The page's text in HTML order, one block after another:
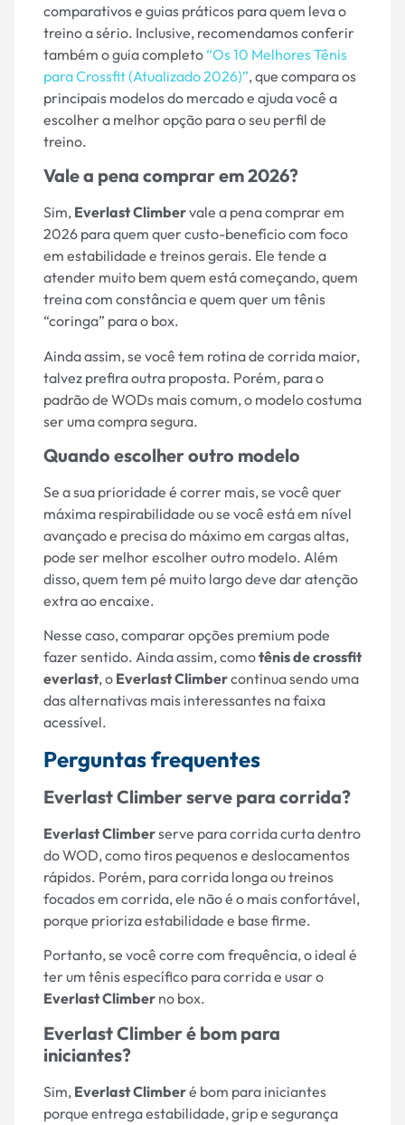
comparativos e guias práticos para quem leva o
treino a sério. Inclusive, recomendamos conferir
também o guia completo“Os 10 Melhores Tênis
para Crossfit (Atualizado 2026)”, que compara os
principais modelos do mercado e ajuda você a
escolher a melhor opção para o seu perfil de
treino.
Vale a pena comprar em 2026?
Sim, Everlast Climbervale a pena comprar em
2026 para quem quer custo-benefício com foco
em estabilidade e treinos gerais. Ele tende a
atender muito bem quem está começando, quem
treina com constância e quem quer um tênis
“coringa” para o box.
Ainda assim, se você tem rotina de corrida maior,
talvez prefira outra proposta. Porém, para o
padrão de WODs mais comum, o modelo costuma
ser uma compra segura.
Quando escolher outro modelo
Se a sua prioridade é correr mais, se você quer
máxima respirabilidade ou se você está em nível
avançado e precisa do máximo em cargas altas,
pode ser melhor escolher outro modelo. Além
disso, quem tem pé muito largo deve dar atenção
extra ao encaixe.
Nesse caso, comparar opções premium pode
fazer sentido. Ainda assim, comotênis de crossfit
everlast, o Everlast Climbercontinua sendo uma
das alternativas mais interessantes na faixa
acessível.
Perguntas frequentes
Everlast Climber serve para corrida?
Everlast Climberserve para corrida curta dentro
do WOD, como tiros pequenos e deslocamentos
rápidos. Porém, para corrida longa ou treinos
focados em corrida, ele não é o mais confortável,
porque prioriza estabilidade e base firme.
Portanto, se você corre com frequência, o ideal é
ter um tênis específico para corrida e usar o
Everlast Climber no box.
Everlast Climber é bom para
iniciantes?
Sim, Everlast Climberé bom para iniciantes
porque entrega estabilidade, grip e segurança